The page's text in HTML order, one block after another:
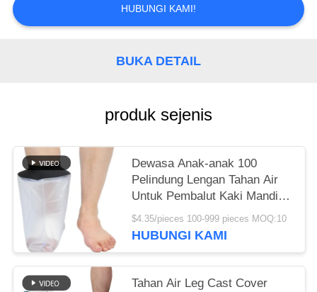
HUBUNGI KAMI!
BUKA DETAIL
produk sejenis
Dewasa Anak-anak 100
Pelindung Lengan Tahan Air
Untuk Pembalut Kaki Mandi
Berenang
$4.35/pieces 100-999 pieces MOQ:10
HUBUNGI KAMI
Tahan Air Leg Cast Cover